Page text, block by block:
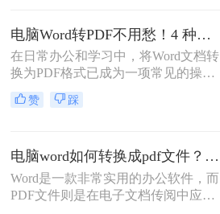
Word如何转PDF呢？本文将介绍四种
实用的Word转PDF的方法，帮助读者
轻松实现文档格式的转换。
电脑Word转PDF不用愁！4 种转换方法还能压缩文件体积！
在日常办公和学习中，将Word文档转
换为PDF格式已成为一项常见的操
作。PDF格式以其高度的兼容性、稳
定性和安全性，在文档分享、分发和
Word转换为PDF的方法。
赞 踩
电脑word如何转换成pdf文件？教你4个方法轻松完成转换任务！
Word是一款非常实用的办公软件，而
PDF文件则是在电子文档传阅中应用